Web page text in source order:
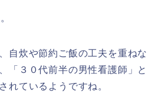
自炊や節約ご飯の工夫を重ねな
「３０代前半の男性看護師」と
れているようですね。